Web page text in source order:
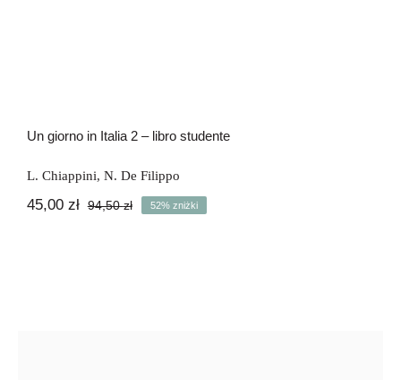
Un giorno in Italia 2 – libro studente
L. Chiappini, N. De Filippo
94,50złPierwotna
45,00 zł
Aktualna
52% zniżki